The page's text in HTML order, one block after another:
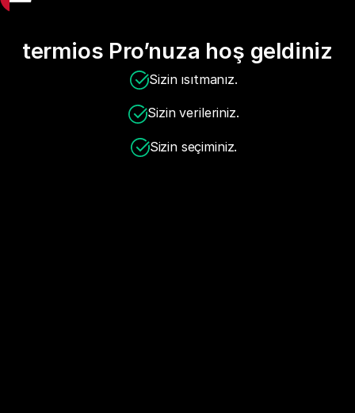
termios Pro’nuza hoş geldiniz
Sizin ısıtmanız.
Sizin verileriniz.
Sizin seçiminiz.